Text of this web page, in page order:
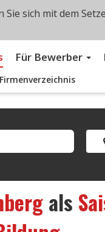
Für Bewerber
Firmenverzeichnis
als
sich mit dem